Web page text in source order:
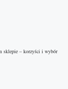
sklepie – korzyści i wybór